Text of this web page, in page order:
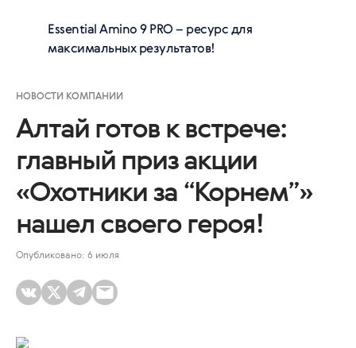
Essential Amino 9 PRO– ресурс для
максимальных результатов!
НОВОСТИ КОМПАНИИ
Алтай готов к встрече:
главный приз акции
«Охотники за “Корнем”»
нашел своего героя!
Опубликовано: 6 июля